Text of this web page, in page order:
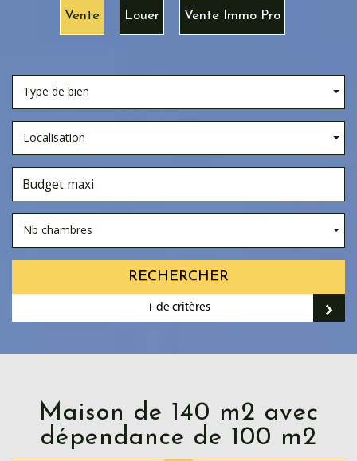
Vente Louer Vente Immo Pro
Type de bien
Localisation
Nb chambres
RECHERCHER
+ de critères
Maison de 140 m2 avec
dépendance de 100 m2